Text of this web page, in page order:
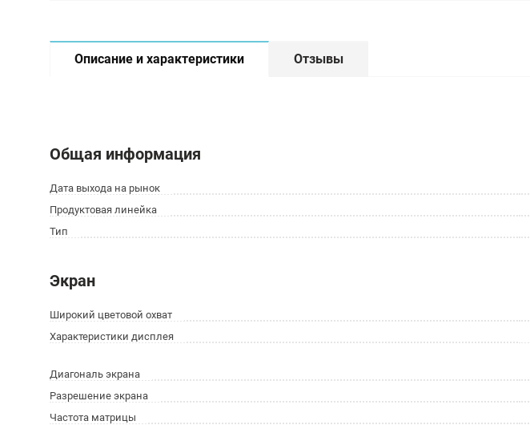
Описание и характеристики Отзывы
Общая информация
Дата выхода на рынок
Продуктовая линейка
Тип
Экран
Широкий цветовой охват
Характеристики дисплея
Диагональ экрана
Разрешение экрана
Частота матрицы